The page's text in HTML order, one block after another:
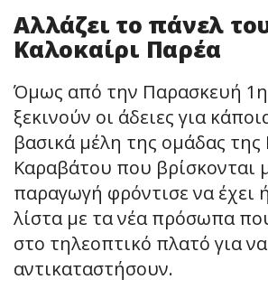
Αλλάζει το πάνελ
Καλοκαίρι Παρέα
Όμως από την Παρασκευή
ξεκινούν οι άδειες για
βασικά μέλη της ομάδας της
Καραβάτου που βρίσκονται
παραγωγή φρόντισε να έχει
λίστα με τα νέα πρόσωπα
στο τηλεοπτικό πλατό για
αντικαταστήσουν.